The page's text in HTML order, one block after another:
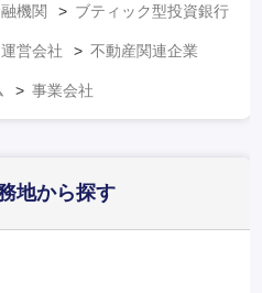
機関 ブティック型投資銀行
営会社 不動産関連企業
事業会社
地から探す